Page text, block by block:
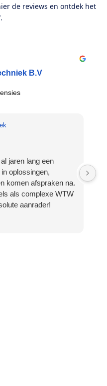
de reviews en ontdek het
B.V
jaren lang een
oplossingen,
komen afspraken na.
als complexe WTW
aanrader!